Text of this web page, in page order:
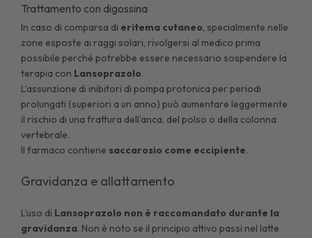
Trattamento con digossina
In caso di comparsa di eritema cutaneo, specialmente nelle
zone esposte ai raggi solari, rivolgersi al medico prima
possibile perché potrebbe essere necessario sospendere la
terapia con Lansoprazolo.
L’assunzione di inibitori di pompa protonica per periodi
prolungati (superiori a un anno) può aumentare leggermente
il rischio di una frattura dell’anca, del polso o della colonna
vertebrale.
Il farmaco contiene saccarosio come eccipiente.
Gravidanza e allattamento
L’uso di Lansoprazolo non è raccomandato durante la
gravidanza. Non è noto se il principio attivo passi nel latte